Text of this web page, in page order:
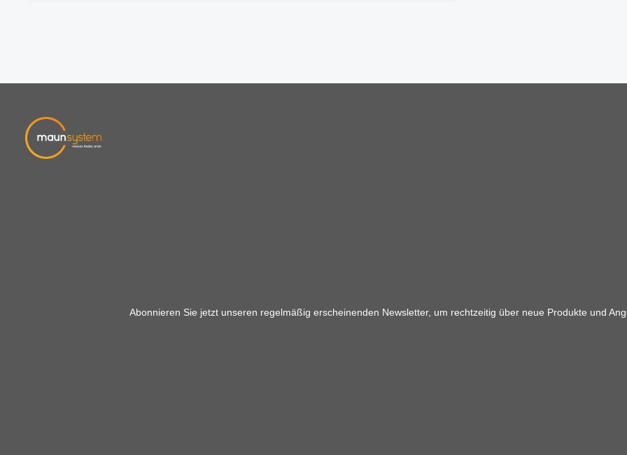
Abonnieren Sie jetzt unseren regelmäßig erscheinenden Newsletter, um rechtzeitig über neue Produkte und